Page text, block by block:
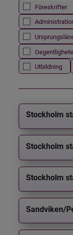
Föreskrifter
Utbildning
Stockholm
Stockholm
Stockholm
Sandviken/